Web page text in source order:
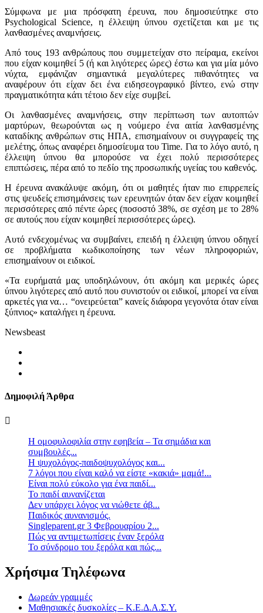
Σύμφωνα με μια πρόσφατη έρευνα, που δημοσιεύτηκε στο
Psychological Science, η έλλειψη ύπνου σχετίζεται και με τις
λανθασμένες αναμνήσεις.
Από τους 193 ανθρώπους που συμμετείχαν στο πείραμα, εκείνοι
που είχαν κοιμηθεί 5 (ή και λιγότερες ώρες) έστω και για μία μόνο
νύχτα, εμφάνιζαν σημαντικά μεγαλύτερες πιθανότητες να
αναφέρουν ότι είχαν δει ένα ειδησεογραφικό βίντεο, ενώ στην
πραγματικότητα κάτι τέτοιο δεν είχε συμβεί.
Οι λανθασμένες αναμνήσεις, στην περίπτωση των αυτοπτών
μαρτύρων, θεωρούνται ως η νούμερο ένα αιτία λανθασμένης
καταδίκης ανθρώπων στις ΗΠΑ, επισημαίνουν οι συγγραφείς της
μελέτης, όπως αναφέρει δημοσίευμα του Time. Για το λόγο αυτό, η
έλλειψη ύπνου θα μπορούσε να έχει πολύ περισσότερες
επιπτώσεις, πέρα από το πεδίο της προσωπικής υγείας του καθενός.
Η έρευνα ανακάλυψε ακόμη, ότι οι μαθητές ήταν πιο επιρρεπείς
στις ψευδείς επισημάνσεις των ερευνητών όταν δεν είχαν κοιμηθεί
περισσότερες από πέντε ώρες (ποσοστό 38%, σε σχέση με το 28%
σε αυτούς που είχαν κοιμηθεί περισσότερες ώρες).
Αυτό ενδεχομένως να συμβαίνει, επειδή η έλλειψη ύπνου οδηγεί
σε προβλήματα κωδικοποίησης των νέων πληροφοριών,
επισημαίνουν οι ειδικοί.
«Τα ευρήματά μας υποδηλώνουν, ότι ακόμη και μερικές ώρες
ύπνου λιγότερες από αυτό που συνιστούν οι ειδικοί, μπορεί να είναι
αρκετές για να… “ονειρεύεται” κανείς διάφορα γεγονότα όταν είναι
ξύπνιος» καταλήγει η έρευνα.
Newsbeast
Δημοφιλή Άρθρα
Η ομοφυλοφιλία στην εφηβεία – Τα σημάδια και
συμβουλές...
Η ψυχολόγος-παιδοψυχολόγος και...
7 λόγοι που είναι καλό να είστε «κακιά» μαμά!...
Είναι πολύ εύκολο για ένα παιδί...
Το παιδί αυνανίζεται
Δεν υπάρχει λόγος να νιώθετε άβ...
Παιδικός αυνανισμός.
Singleparent.gr 3 Φεβρουαρίου 2...
Πώς να αντιμετωπίσεις έναν ξερόλα
Το σύνδρομο του ξερόλα και πώς...
Χρήσιμα Τηλέφωνα
Δωρεάν γραμμές
Μαθησιακές δυσκολίες – Κ.Ε.Δ.Α.Σ.Υ.